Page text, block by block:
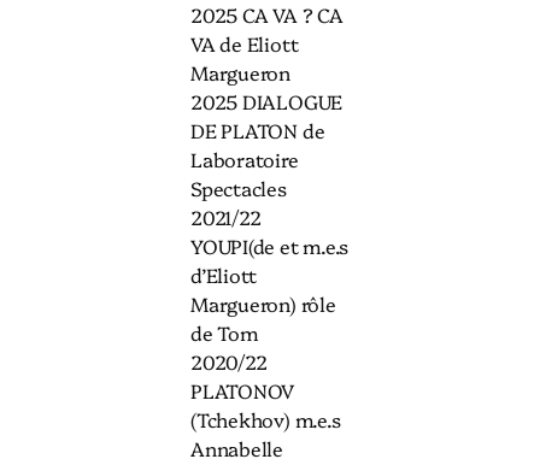
2025 CA VA ? CA
VA de Eliott
Margueron
2025 DIALOGUE
DE PLATON de
Laboratoire
Spectacles
2021/22
YOUPI(de et m.e.s
d’Eliott
Margueron) rôle
de Tom
2020/22
PLATONOV
(Tchekhov) m.e.s
Annabelle